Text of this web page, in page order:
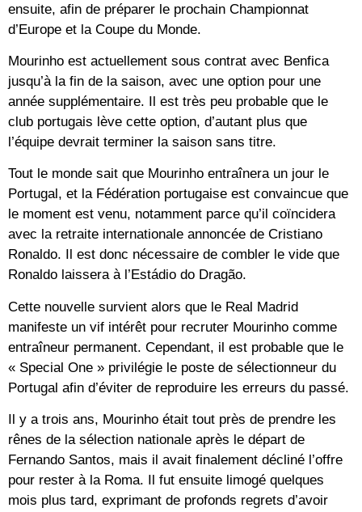
ensuite, afin de préparer le prochain Championnat
d’Europe et la Coupe du Monde.
Mourinho est actuellement sous contrat avec Benfica
jusqu’à la fin de la saison, avec une option pour une
année supplémentaire. Il est très peu probable que le
club portugais lève cette option, d’autant plus que
l’équipe devrait terminer la saison sans titre.
Tout le monde sait que Mourinho entraînera un jour le
Portugal, et la Fédération portugaise est convaincue que
le moment est venu, notamment parce qu’il coïncidera
avec la retraite internationale annoncée de Cristiano
Ronaldo. Il est donc nécessaire de combler le vide que
Ronaldo laissera à l’Estádio do Dragão.
Cette nouvelle survient alors que le Real Madrid
manifeste un vif intérêt pour recruter Mourinho comme
entraîneur permanent. Cependant, il est probable que le
« Special One » privilégie le poste de sélectionneur du
Portugal afin d’éviter de reproduire les erreurs du passé.
Il y a trois ans, Mourinho était tout près de prendre les
rênes de la sélection nationale après le départ de
Fernando Santos, mais il avait finalement décliné l’offre
pour rester à la Roma. Il fut ensuite limogé quelques
mois plus tard, exprimant de profonds regrets d’avoir